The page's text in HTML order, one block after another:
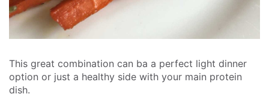
This great combination can ba a perfect light dinner
option or just a healthy side with your main protein
dish.